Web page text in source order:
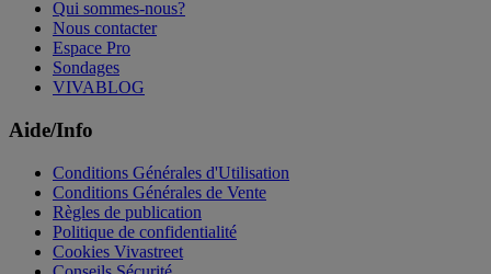
Qui sommes-nous?
Nous contacter
Espace Pro
Sondages
VIVABLOG
Aide/Info
Conditions Générales d'Utilisation
Conditions Générales de Vente
Règles de publication
Politique de confidentialité
Cookies Vivastreet